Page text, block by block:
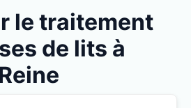
le traitement
de lits à